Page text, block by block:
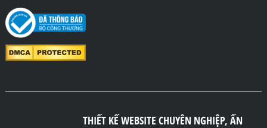
THIẾT KẾ WEBSITE CHUYÊN NGHIỆP, ẤN